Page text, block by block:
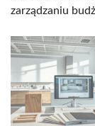
zarządzaniu